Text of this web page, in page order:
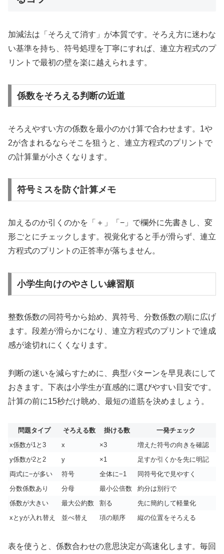
加減法は「そろえて消す」が本質です。そろえ方に迷わな
い基準を持ち、符号処理を丁寧にすれば、連立方程式のプ
リントで最初の壁を楽に越えられます。
係数をそろえる判断の近道
そろえやすい方の係数を最小のかけ算で合わせます。1や
2が含まれるならそこを狙うと、連立方程式のプリントで
の計算量が小さくなります。
符号ミスを防ぐ計算メモ
加えるのか引くのかを「＋」「−」で欄外に先書きし、変
形ごとにチェックします。視覚化すると手が滑らず、連立
方程式のプリントの正答率が落ちません。
小学生向けのやさしい練習順
整数係数の同符号から始め、異符号、分数係数の順に広げ
ます。段差が滑らかになり、連立方程式のプリントで達成
感が途切れにくくなります。
判断の迷いを減らすために、典型パターンを早見表にして
おきます。下表は小学生が直感的に選びやすい目安です。
計算の前に15秒だけ眺め、最短の道筋を決めましょう。
問題タイプ そろえる数 掛ける数
一発チェック
x係数が1と3
x ×3
増えた符号の向きを確認
y係数が2と2
y ×1
足すか引くかを先に明記
両式に−が多い
符号 全体に−1
同符号化で見やすく
分数係数あり
分母 最小公倍数
約分は別行で
係数が大きい
最大公約数 割る
先に簡約して軽量化
xとyが入れ替え
並べ替え 項の順序 縦の位置をそろえる
表を使うと、係数合わせの意思決定が高速化します。毎回